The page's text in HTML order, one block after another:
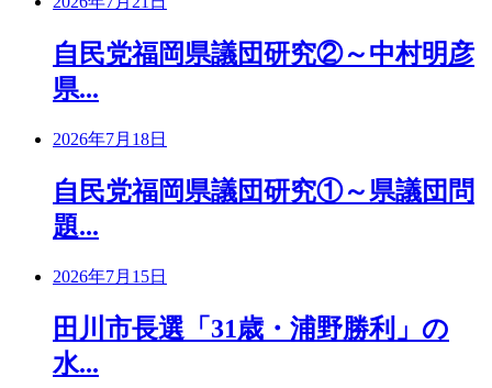
自民党福岡県議団研究②～中村明彦
県...
2026年7月18日
自民党福岡県議団研究①～県議団問
題...
2026年7月15日
田川市長選「31歳・浦野勝利」の
水...